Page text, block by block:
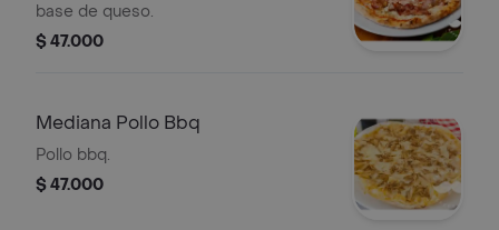
base de queso.
$ 47.000
Mediana Pollo Bbq
Pollo bbq.
$ 47.000